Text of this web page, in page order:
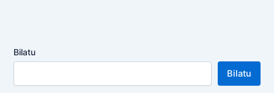
Bilatu
Bilatu